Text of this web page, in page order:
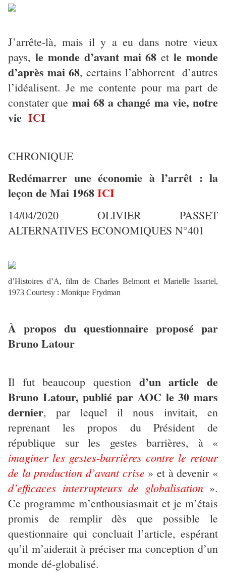
J’arrête-là, mais il y a eu dans notre vieux
pays, le monde d’avant mai 68 etle monde
d’après mai 68, certains l’abhorrent d’autres
l’idéalisent. Je me contente pour ma part de
constater que mai 68 a changé ma vie, notre
vie ICI
CHRONIQUE
Redémarrer une économie à l’arrêt : la
leçon de Mai 1968ICI
14/04/2020 OLIVIER PASSET
ALTERNATIVES ECONOMIQUES N°401
d’Histoires d’A, film de Charles Belmont et Marielle Issartel,
1973 Courtesy : Monique Frydman
À propos du questionnaire proposé par
Bruno Latour
Il fut beaucoup question d’un article de
Bruno Latour, publié par AOC le 30 mars
dernier, par lequel il nous invitait, en
reprenant les propos du Président de
république sur les gestes barrières, à «
imaginer les gestes-barrières contre le retour
de la production d’avant crise » et à devenir «
d’efficaces interrupteurs de globalisation».
Ce programme m’enthousiasmait et je m’étais
promis de remplir dès que possible le
questionnaire qui concluait l’article, espérant
qu’il m’aiderait à préciser ma conception d’un
monde dé-globalisé.